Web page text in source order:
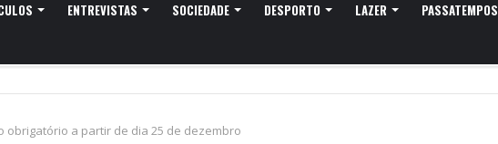
ENTREVISTAS SOCIEDADE DESPORTO LAZER PASSATEMPOS
obrigatório a partir de dia 25 de dezembro